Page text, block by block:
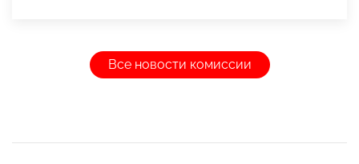
Все новости комиссии